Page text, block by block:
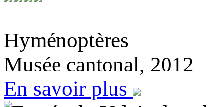
Hyménoptères
Musée cantonal, 2012
En savoir plus